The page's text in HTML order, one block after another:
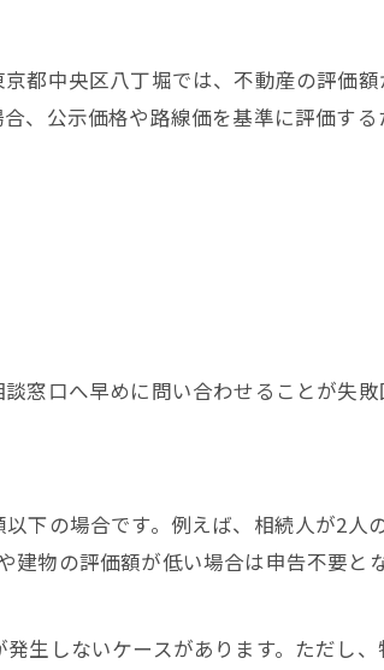
介
整理
ト
都中央区八丁堀では、不動産の評価
、公示価格や路線価を基準に評価す
窓口へ早めに問い合わせることが失敗
下の場合です。例えば、相続人が2人
物の評価額が低い場合は申告不要と
生しないケースがあります。ただし